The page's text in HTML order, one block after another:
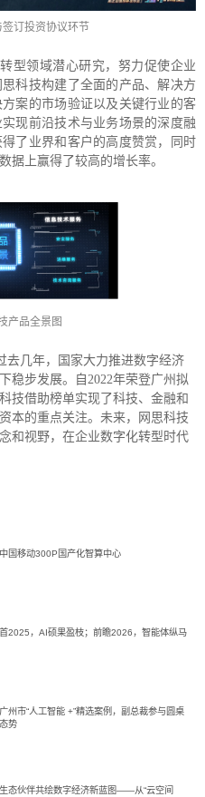
订投资协议环节
型领域潜心研究，努力促使企业
科技构建了全面的产品、解决方
案的市场验证以及关键行业的客
现前沿技术与业务场景的深度融
了业界和客户的高度赞赏，同时
据上赢得了较高的增长率。
产品全景图
去几年，国家大力推进数字经济
稳步发展。自2022年荣登广州拟
技借助榜单实现了科技、金融和
本的重点关注。未来，网思科技
和视野，在企业数字化转型时代
国移动300P国产化智算中心
2025，AI硕果盈枝；前瞻2026，智能体纵马
州市“人工智能 +”精选案例，副总裁参与圆桌
势
态伙伴共绘数字经济新蓝图——从“云空间